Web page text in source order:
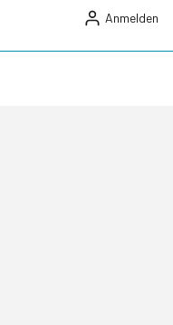
Anmelden